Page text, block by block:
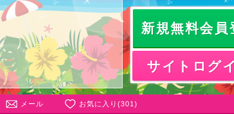
新規無料会員
サイトログ
メール お気に入り(301 )